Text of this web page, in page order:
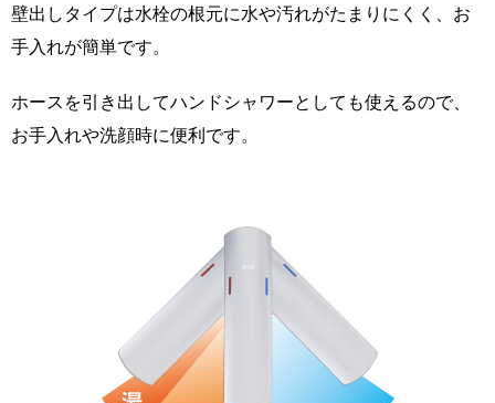
壁出しタイプは水栓の根元に水や汚れがたまりにくく、お
手入れが簡単です。
ホースを引き出してハンドシャワーとしても使えるので、
お手入れや洗顔時に便利です。